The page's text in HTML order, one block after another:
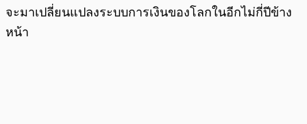
จะมาเปลี่ยนแปลงระบบการเงินของโลกในอีกไม่กี่ปีข้าง
หน้า